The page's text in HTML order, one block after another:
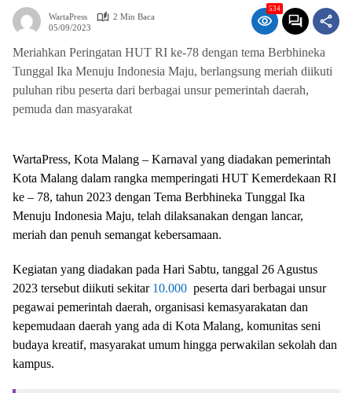
WartaPress
2 Min Baca
05/09/2023
534
Meriahkan Peringatan HUT RI ke-78 dengan tema Berbhineka
Tunggal Ika Menuju Indonesia Maju, berlangsung meriah diikuti
puluhan ribu peserta dari berbagai unsur pemerintah daerah,
pemuda dan masyarakat
WartaPress, Kota Malang – Karnaval yang diadakan pemerintah
Kota Malang dalam rangka memperingati HUT Kemerdekaan RI
ke – 78, tahun 2023 dengan Tema Berbhineka Tunggal Ika
Menuju Indonesia Maju, telah dilaksanakan dengan lancar,
meriah dan penuh semangat kebersamaan.
Kegiatan yang diadakan pada Hari Sabtu, tanggal 26 Agustus
2023 tersebut diikuti sekitar 10.000 peserta dari berbagai unsur
pegawai pemerintah daerah, organisasi kemasyarakatan dan
kepemudaan daerah yang ada di Kota Malang, komunitas seni
budaya kreatif, masyarakat umum hingga perwakilan sekolah dan
kampus.